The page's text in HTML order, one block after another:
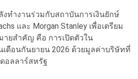
งทำงานร่วมกับสถาบันการเงินยักษ์
และ Morgan Stanley เพื่อเตรียม
ายสำคัญ คือ การเปิดตัวใน
ดือนกันยายน 2026 ด้วยมูลค่าบริษัทที่
อลลาร์สหรัฐ